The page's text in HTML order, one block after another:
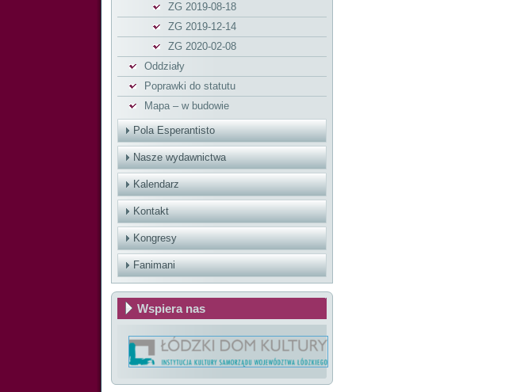
ZG 2019-08-18
ZG 2019-12-14
ZG 2020-02-08
Oddziały
Poprawki do statutu
Mapa – w budowie
Pola Esperantisto
Nasze wydawnictwa
Kalendarz
Kontakt
Kongresy
Fanimani
Wspiera nas